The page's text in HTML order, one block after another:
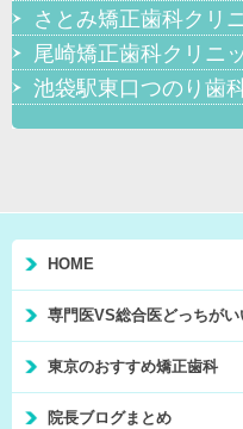
さとみ矯正歯科クリ
尾崎矯正歯科クリニ
池袋駅東口つのり歯
HOME
専門医VS総合医どっちがい
東京のおすすめ矯正歯科
院長ブログまとめ